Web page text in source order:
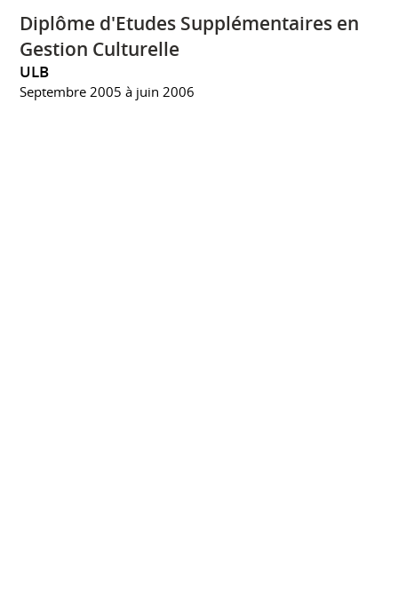
Diplôme d'Etudes Supplémentaires en
Gestion Culturelle
ULB
Septembre 2005 à juin 2006